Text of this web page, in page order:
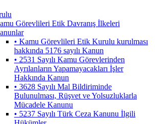
Görevlileri Etik Davranış İlkeleri
• Kamu Görevlileri Etik Kurulu kurulması
hakkında 5176 sayılı Kanun
• 2531 Sayılı Kamu Görevlerinden
Ayrılanların Yapamayacakları İşler
Hakkında Kanun
• 3628 Sayılı Mal Bildiriminde
Bulunulması, Rüşvet ve Yolsuzluklarla
Mücadele Kanunu
• 5237 Sayılı Türk Ceza Kanunu İlgili